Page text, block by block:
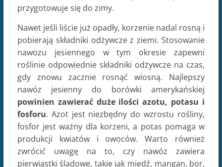
przygotowuje się do zimy.
Nawet jeśli liście już opadły, korzenie nadal rosną i
pobierają składniki odżywcze z ziemi. Stosowanie
nawozu jesiennego w tym okresie zapewni
roślinie odpowiednie składniki odżywcze na czas,
gdy znowu zacznie rosnąć wiosną. Najlepszy
nawóz jesienny do borówki amerykańskiej
powinien zawierać duże ilości azotu, potasu i
fosforu. Azot jest niezbędny do wzrostu rośliny,
fosfor jest ważny dla korzeni, a potas pomaga w
produkcji kwiatów i owoców. Warto również
zwrócić uwagę na to, czy nawóz zawiera
pierwiastki śladowe, takie jak miedź, mangan, bor,